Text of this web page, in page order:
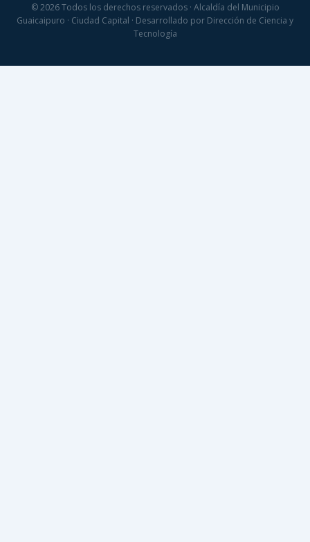
© 2026 Todos los derechos reservados · Alcaldía del Municipio
Guaicaipuro · Ciudad Capital · Desarrollado por Dirección de Ciencia y
Tecnología